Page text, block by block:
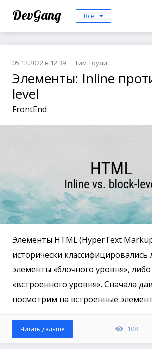
DevGang Все
05.12.2022 в 12:39 Тим Тоуди
Элементы: Inline
level
FrontEnd
Элементы HTML (HyperText
исторически классифицировались
элементы «блочного уровня»,
«встроенного уровня». Сначала
посмотрим на встроенные
108
Читать дальше